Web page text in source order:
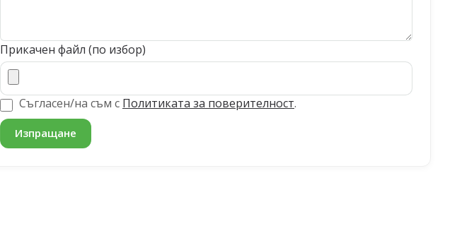
Прикачен файл (по избор)
Съгласен/на съм с Политиката за поверителност.